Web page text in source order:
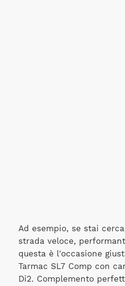
Ad esempio, se stai
strada veloce,
questa è l'occasione
Tarmac SL7 Comp con
Di2. Complemento